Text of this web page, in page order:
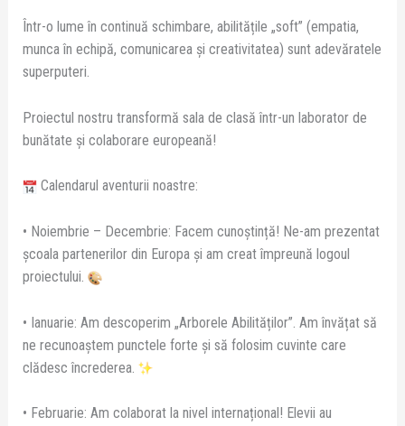
Într-o lume în continuă schimbare, abilitățile „soft” (empatia,
munca în echipă, comunicarea și creativitatea) sunt adevăratele
superputeri.
Proiectul nostru transformă sala de clasă într-un laborator de
bunătate și colaborare europeană!
Calendarul aventurii noastre:
• Noiembrie – Decembrie: Facem cunoștință! Ne-am prezentat
școala partenerilor din Europa și am creat împreună logoul
proiectului.
• Ianuarie: Am descoperim „Arborele Abilităților”. Am învățat să
ne recunoaștem punctele forte și să folosim cuvinte care
clădesc încrederea.
• Februarie: Am colaborat la nivel internațional! Elevii au